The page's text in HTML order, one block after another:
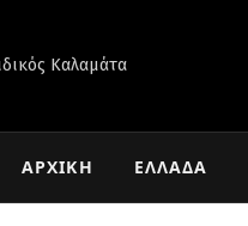
Καλαμάτα
ΑΡΧΙΚΉ ΕΛΛΆΔΑ